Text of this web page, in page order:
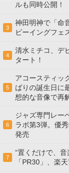
ルも同時公開！
3
神田明神で「命
ビーイングフェ
4
清水ミチコ、デ
タート！
5
アコースティッ
ばりの誕生日に
想的な音像で再
6
ジャズ専門レー
ラボ第3弾。優
発売
7
“置くだけで、
「PR30」、楽